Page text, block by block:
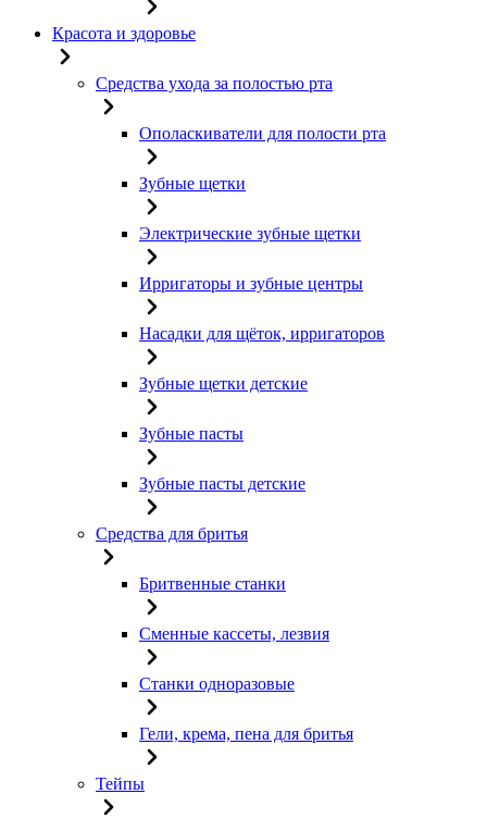
Красота и здоровье
Средства ухода за полостью рта
Ополаскиватели для полости рта
Зубные щетки
Электрические зубные щетки
Ирригаторы и зубные центры
Насадки для щёток, ирригаторов
Зубные щетки детские
Зубные пасты
Зубные пасты детские
Средства для бритья
Бритвенные станки
Сменные кассеты, лезвия
Станки одноразовые
Гели, крема, пена для бритья
Тейпы